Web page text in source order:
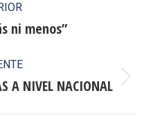
ni menos”
A NIVEL NACIONAL